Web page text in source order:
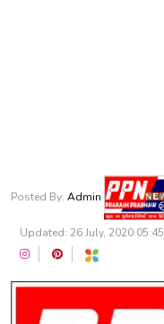
Posted By: Admin
Updated: 26 July, 2020 05:45